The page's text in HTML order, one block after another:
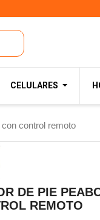
CELULARES
control remoto
DE PIE
REMOTO